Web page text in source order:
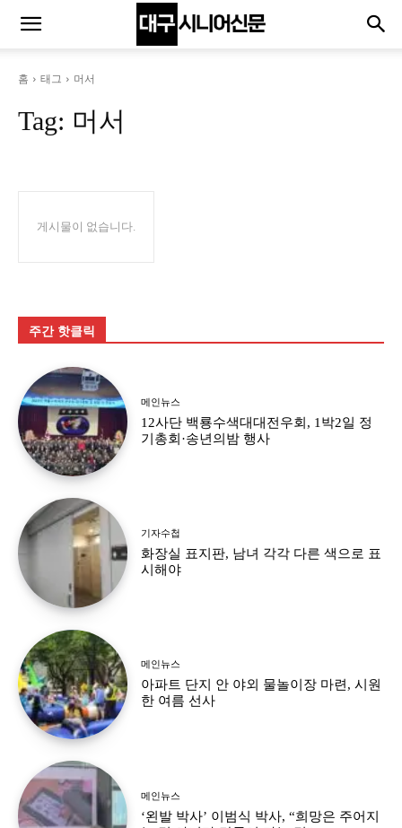
홈 태그 머서
Tag: 머서
게시물이 없습니다.
주간 핫클릭
메인뉴스
12사단 백룡수색대대전우회, 1박2일 정
기총회·송년의밤 행사
기자수첩
화장실 표지판, 남녀 각각 다른 색으로 표
시해야
메인뉴스
아파트 단지 안 야외 물놀이장 마련, 시원
한 여름 선사
메인뉴스
‘왼발 박사’ 이범식 박사, “희망은 주어지